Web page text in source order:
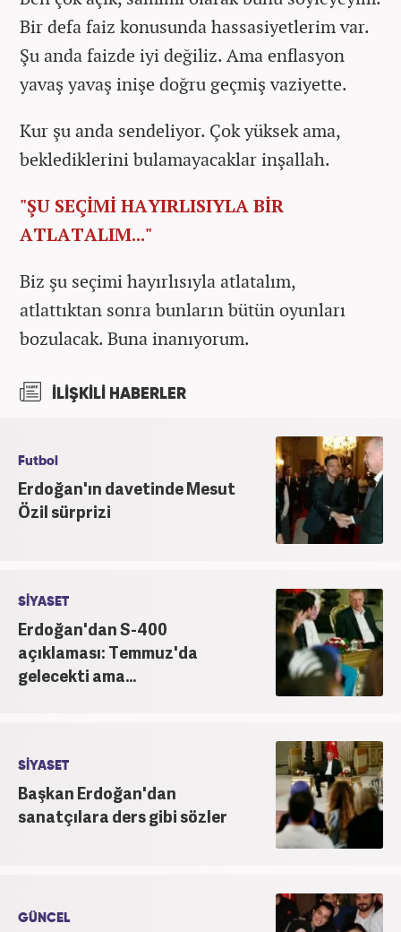
Bir defa faiz konusunda hassasiyetlerim var.
Şu anda faizde iyi değiliz. Ama enflasyon
yavaş yavaş inişe doğru geçmiş vaziyette.
Kur şu anda sendeliyor. Çok yüksek ama,
beklediklerini bulamayacaklar inşallah.
"ŞU SEÇİMİ HAYIRLISIYLA BİR
ATLATALIM..."
Biz şu seçimi hayırlısıyla atlatalım,
atlattıktan sonra bunların bütün oyunları
bozulacak. Buna inanıyorum.
İLİŞKİLİ HABERLER
Futbol
Erdoğan'ın davetinde Mesut
Özil sürprizi
SİYASET
Erdoğan'dan S-400
açıklaması: Temmuz'da
gelecekti ama...
SİYASET
Başkan Erdoğan'dan
sanatçılara ders gibi sözler
GÜNCEL